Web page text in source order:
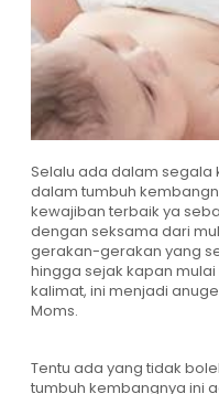
Selalu ada dalam segala
dalam tumbuh
kewajiban terbaik ya
dengan seksama dari
gerakan-gerakan yang
hingga sejak kapan
kalimat, ini menjadi
Moms.
Tentu ada yang tidak
tumbuh kembangnya ini